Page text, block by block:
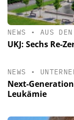
NEWS • AUS
UKJ: Sechs Re-
NEWS •
Next-
Leukämie